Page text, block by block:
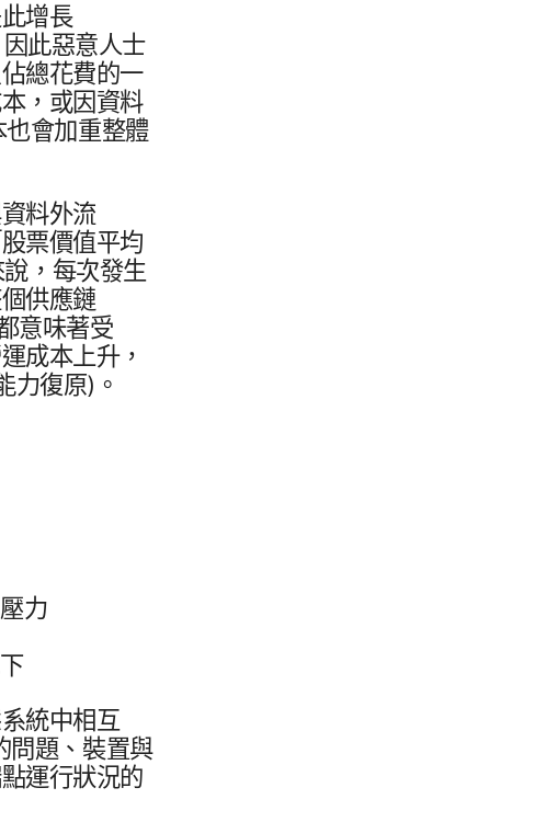
增長​
此​惡意​人士​
總​花費​的​一​
，​或​因​資料​
會​加重​整體​
料​外流​
票​價值​平均​
，​每​次​發生​
供​應​鏈​
意味​著​受​
成本​上升，​
力​復​原)。
力
統​中​相互​
問題、​裝置​與​
運行​狀況​的​